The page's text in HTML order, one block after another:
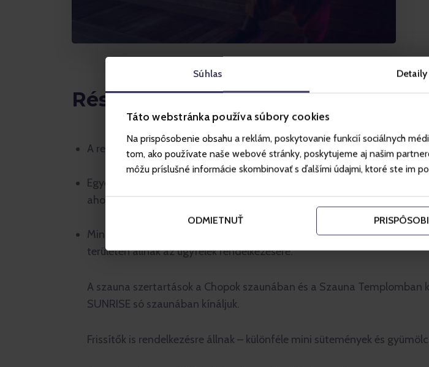
Súhlas Detaily
Táto webstránka používa súbory cookies
Na prispôsobenie obsahu a reklám, poskytovanie funkcií sociálnych
tom, ako používate naše webové stránky, poskytujeme aj našim
môžu príslušné informácie skombinovať s ďalšími údajmi, ktoré ste im
ODMIETNUŤ
Részletek
A rendezvényre 20:30 vagy 21:30 órakor lehet belépni, kizárólag a vízi
Egyedülálló 4 órás szaunázás gazdag szaunaszertartás-programmal.
ahol szaunamestereink várják Önt, akik minden szaunaszertartás
Minden szauna és kezelés a Harmony Wellness & Spa-ban található,
területén állnak az ügyfelek rendelkezésére.
A szauna szertartások a Chopok szaunában és a Szauna Templomban
SUNRISE só szaunában kínáljuk.
Frissítők is rendelkezésre állnak – különféle mini sütemények és